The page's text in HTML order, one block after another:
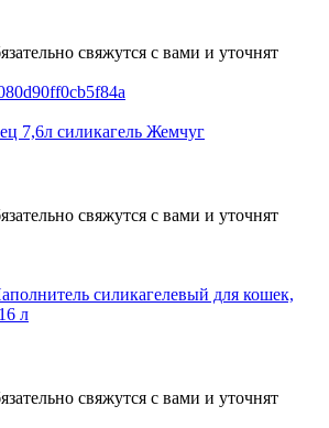
свяжутся с вами и уточнят
7,6л силикагель Жемчуг
свяжутся с вами и уточнят
силикагелевый для кошек,
л
свяжутся с вами и уточнят